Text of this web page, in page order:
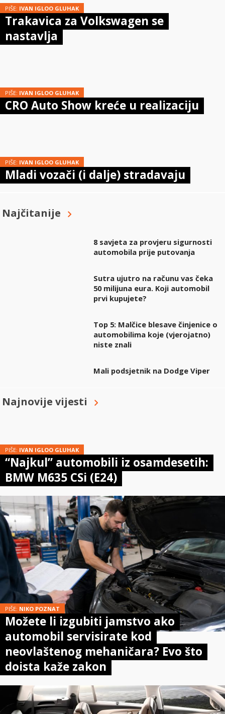
PIŠE: IVAN IGLOO GLUHAK
Trakavica za Volkswagen se
nastavlja
PIŠE: IVAN IGLOO GLUHAK
CRO Auto Show kreće u realizaciju
PIŠE: IVAN IGLOO GLUHAK
Mladi vozači (i dalje) stradavaju
Najčitanije
8 savjeta za provjeru sigurnosti
automobila prije putovanja
Sutra ujutro na računu vas čeka
50 milijuna eura. Koji automobil
prvi kupujete?
Top 5: Malčice blesave činjenice o
automobilima koje (vjerojatno)
niste znali
Mali podsjetnik na Dodge Viper
Najnovije vijesti
PIŠE: IVAN IGLOO GLUHAK
“Najkul” automobili iz osamdesetih:
BMW M635 CSi (E24)
PIŠE: NIKO POZNAT
Možete li izgubiti jamstvo ako
automobil servisirate kod
neovlaštenog mehaničara? Evo što
doista kaže zakon